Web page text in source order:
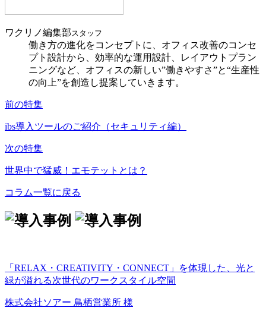
ワクリノ編集部スタッフ
働き方の進化をコンセプトに、オフィス改善のコンセ
プト設計から、効率的な運用設計、レイアウトプラン
ニングなど、オフィスの新しい”働きやすさ”と“生産性
の向上”を創造し提案していきます。
前の特集
ibs導入ツールのご紹介（セキュリティ編）
次の特集
世界中で猛威！エモテットとは？
コラム一覧に戻る
「RELAX・CREATIVITY・CONNECT」を体現した、光と
緑が溢れる次世代のワークスタイル空間
株式会社ソアー 鳥栖営業所 様